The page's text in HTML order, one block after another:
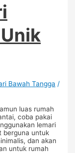
Bawah Tangga /
luas rumah
coba pakai
lemari
berguna untuk
dan akan
untuk rumah